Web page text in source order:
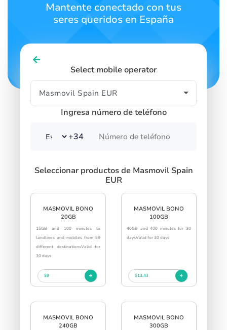
SIGN UP
Mantente conectado con tus
seres queridos en España
Select mobile operator
Ingresa número de teléfono
+34
Seleccionar productos de Masmovil Spain
EUR
MASMOVIL BONO
20GB
15GB and 100 minutes to
landlines and mobiles from 59
different destinationsValid for
30 days
$9
MASMOVIL BONO
100GB
40GB and 400 minutes for 30
daysValid for 30 days
$13.43
MASMOVIL BONO
240GB
MASMOVIL BONO
300GB